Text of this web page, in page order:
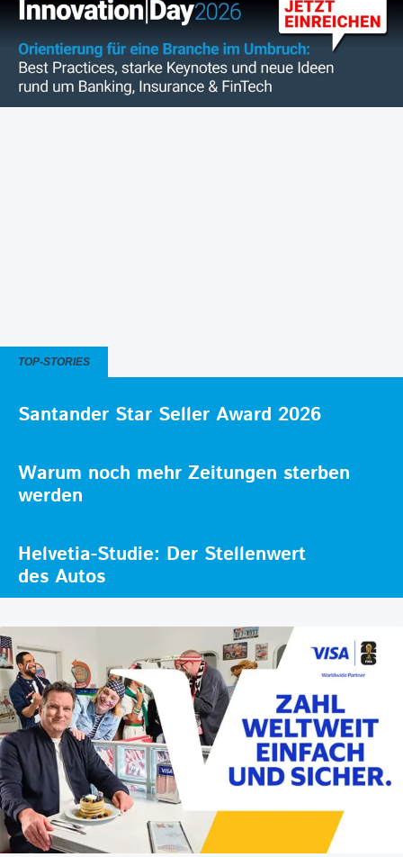
TOP-STORIES
Santander Star Seller Award 2026
Warum noch mehr Zeitungen sterben
werden
Helvetia-Studie: Der Stellenwert
des Autos